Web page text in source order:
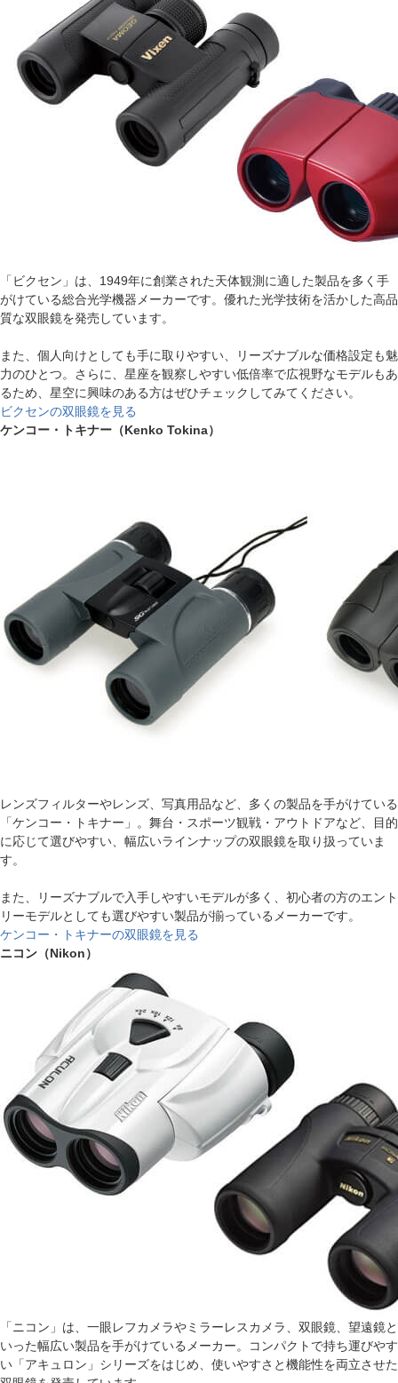
「ビクセン」は、1949年に創業された天体観測に適した製品を多く手
がけている総合光学機器メーカーです。優れた光学技術を活かした高品
質な双眼鏡を発売しています。
また、個人向けとしても手に取りやすい、リーズナブルな価格設定も魅
力のひとつ。さらに、星座を観察しやすい低倍率で広視野なモデルもあ
るため、星空に興味のある方はぜひチェックしてみてください。
ビクセンの双眼鏡を見る
ケンコー・トキナー（Kenko Tokina）
レンズフィルターやレンズ、写真用品など、多くの製品を手がけている
「ケンコー・トキナー」。舞台・スポーツ観戦・アウトドアなど、目的
に応じて選びやすい、幅広いラインナップの双眼鏡を取り扱っていま
す。
また、リーズナブルで入手しやすいモデルが多く、初心者の方のエント
リーモデルとしても選びやすい製品が揃っているメーカーです。
ケンコー・トキナーの双眼鏡を見る
ニコン（Nikon）
「ニコン」は、一眼レフカメラやミラーレスカメラ、双眼鏡、望遠鏡と
いった幅広い製品を手がけているメーカー。コンパクトで持ち運びやす
い「アキュロン」シリーズをはじめ、使いやすさと機能性を両立させた